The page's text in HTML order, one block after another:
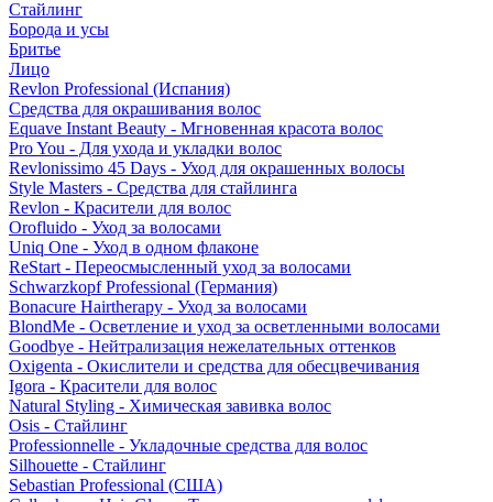
Стайлинг
Борода и усы
Бритье
Лицо
Revlon Professional (Испания)
Средства для окрашивания волос
Equave Instant Beauty - Мгновенная красота волос
Pro You - Для ухода и укладки волос
Revlonissimo 45 Days - Уход для окрашенных волосы
Style Masters - Средства для стайлинга
Revlon - Красители для волос
Orofluido - Уход за волосами
Uniq One - Уход в одном флаконе
ReStart - Переосмысленный уход за волосами
Schwarzkopf Professional (Германия)
Bonacure Hairtherapy - Уход за волосами
BlondMe - Осветление и уход за осветленными волосами
Goodbye - Нейтрализация нежелательных оттенков
Oxigenta - Окислители и средства для обесцвечивания
Igora - Красители для волос
Natural Styling - Химическая завивка волос
Osis - Стайлинг
Professionnelle - Укладочные средства для волос
Silhouette - Стайлинг
Sebastian Professional (США)